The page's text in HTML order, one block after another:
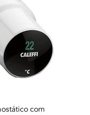
com